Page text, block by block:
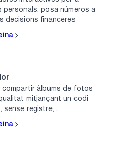
personals: posa números a
decisions financeres
compartir àlbums de fotos
mitjançant un codi
sense registre,...